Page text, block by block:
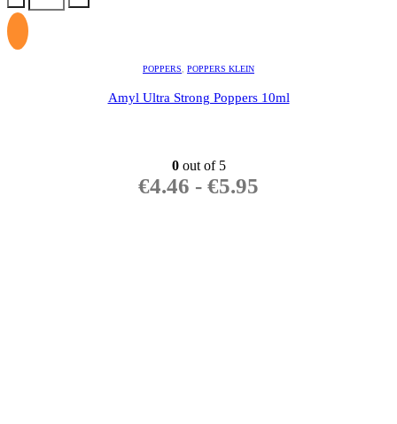
POPPERS, POPPERS KLEIN
Amyl Ultra Strong Poppers 10ml
0out of 5
€4.46 - €5.95